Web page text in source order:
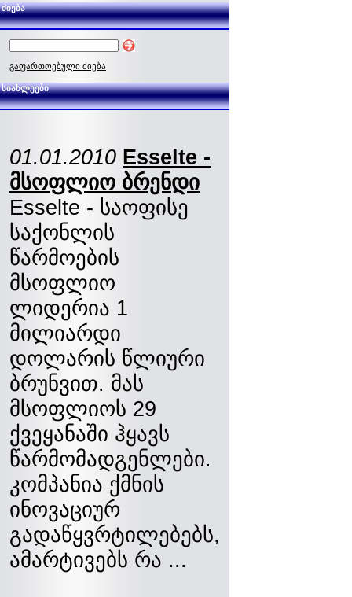
ძიება
გაფართოებული ძიება
სიახლეები
01.01.2010 Esselte -
მსოფლიო ბრენდი
Esselte - საოფისე
საქონლის
წარმოების
მსოფლიო
ლიდერია 1
მილიარდი
დოლარის წლიური
ბრუნვით. მას
მსოფლიოს 29
ქვეყანაში ჰყავს
წარმომადგენლები.
კომპანია ქმნის
ინოვაციურ
გადაწყვრტილებებს,
ამარტივებს რა ...